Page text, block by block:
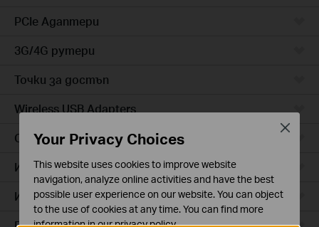
PCIe Адаптери
3G/4G рутери
Точки за достъп
Wireless USB Adapters
Cloud камери
Интелигентни контакти
Интелигентно осветление
Your Privacy Choices
This website uses cookies to improve website
navigation, analyze online activities and have the best
possible user experience on our website. You can object
to the use of cookies at any time. You can find more
information in ourprivacy policy.
Close